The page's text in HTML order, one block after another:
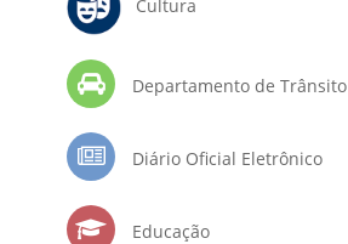
Cultura
Departamento de Trânsito
Diário Oficial Eletrônico
Educação